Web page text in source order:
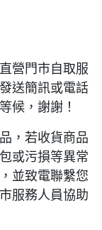
營門市自取服
送簡訊或電話
候，謝謝！
，若收貨商品
或污損等異常
並致電聯繫您
服務人員協助